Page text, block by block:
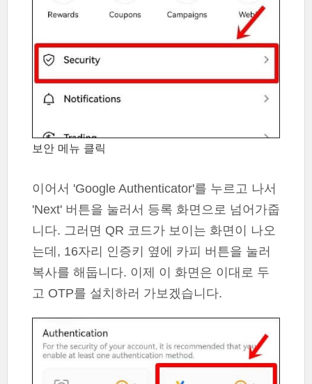
보안 메뉴 클릭
이어서 'Google Authenticator'를 누르고 나서
'Next' 버튼을 눌러서 등록 화면으로 넘어가줍
니다. 그러면 QR 코드가 보이는 화면이 나오
는데, 16자리 인증키 옆에 카피 버튼을 눌러
복사를 해둡니다. 이제 이 화면은 이대로 두
고 OTP를 설치하러 가보겠습니다.